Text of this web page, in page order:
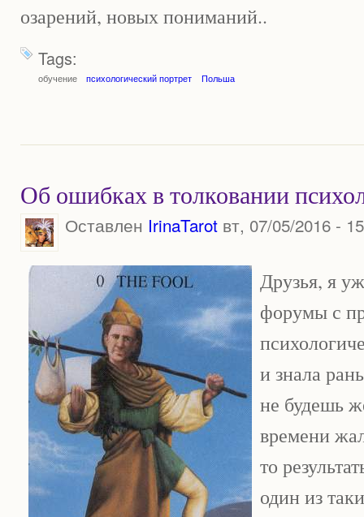
озарений, новых пониманий..
Tags:
обучение психологический портрет Польша
Об ошибках в толковании
Оставлен IrinaTarotвт, 07/05/2016 -
Друзья, я
форумы с
и знала
не будешь
времени
то
один из